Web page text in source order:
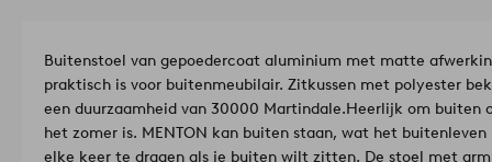
Buitenstoel van gepoedercoat aluminium met matte
praktisch is voor buitenmeubilair. Zitkussen met polyester
een duurzaamheid van 30000 Martindale.Heerlijk om buiten
het zomer is. MENTON kan buiten staan, wat het
elke keer te dragen als je buiten wilt zitten. De stoel met